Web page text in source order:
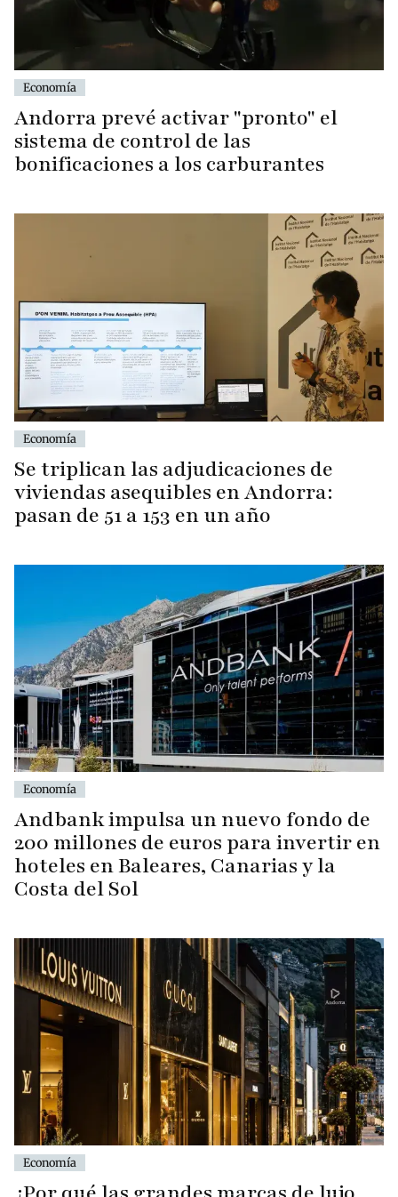
Economía
Andorra prevé activar "pronto" el
sistema de control de las
bonificaciones a los carburantes
Economía
Se triplican las adjudicaciones de
viviendas asequibles en Andorra:
pasan de 51 a 153 en un año
Economía
Andbank impulsa un nuevo fondo de
200 millones de euros para invertir en
hoteles en Baleares, Canarias y la
Costa del Sol
Economía